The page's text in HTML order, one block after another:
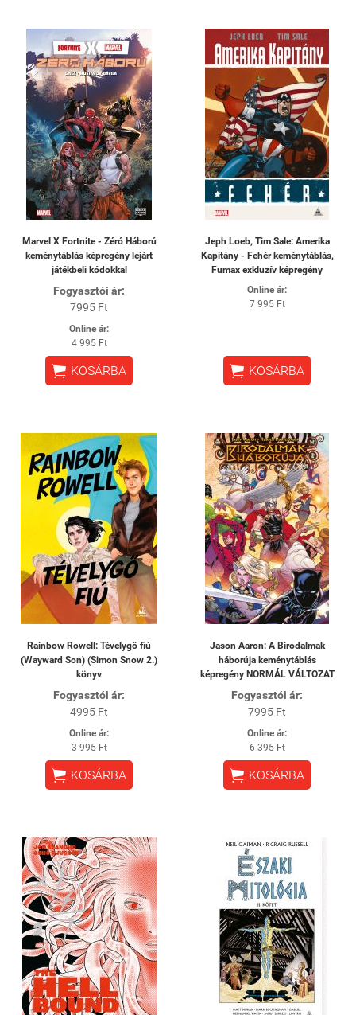
Marvel X Fortnite - Zéró Háború
keménytáblás képregény lejárt
játékbeli kódokkal
Fogyasztói ár:
7995 Ft
Online ár:
4 995 Ft
 KOSÁRBA
Jeph Loeb, Tim Sale: Amerika
Kapitány - Fehér keménytáblás,
Fumax exkluzív képregény
Online ár:
7 995 Ft
 KOSÁRBA
Rainbow Rowell: Tévelygő fiú
(Wayward Son) (Simon Snow 2.)
könyv
Fogyasztói ár:
4995 Ft
Online ár:
3 995 Ft
 KOSÁRBA
Jason Aaron: A Birodalmak
háborúja keménytáblás
képregény NORMÁL VÁLTOZAT
Fogyasztói ár:
7995 Ft
Online ár:
6 395 Ft
 KOSÁRBA